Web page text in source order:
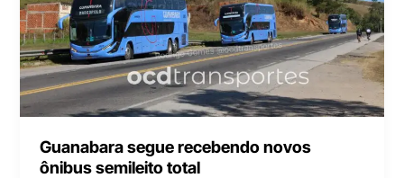
Guanabara segue recebendo novos
ônibus semileito total